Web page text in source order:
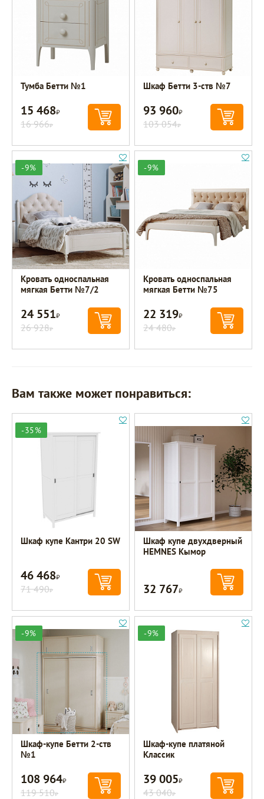
Тумба Бетти №1
15 468Р
16 966Р
Шкаф Бетти 3-ств №7
93 960Р
103 054Р
-9%
Кровать односпальная
мягкая Бетти №7/2
24 551Р
26 928Р
-9%
Кровать односпальная
мягкая Бетти №75
22 319Р
24 480Р
Вам также может понравиться:
-35%
Шкаф купе Кантри 20 SW
46 468Р
71 490Р
Шкаф купе двухдверный
HEMNES Кымор
32 767Р
-9%
Шкаф-купе Бетти 2-ств
№1
108 964Р
119 510Р
-9%
Шкаф-купе платяной
Классик
39 005Р
43 040Р